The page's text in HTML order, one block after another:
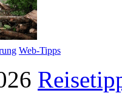
Web-Tipps